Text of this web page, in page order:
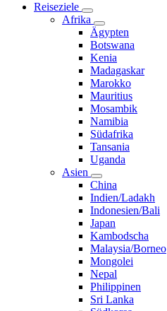
Reiseziele
Afrika
Ägypten
Botswana
Kenia
Madagaskar
Marokko
Mauritius
Mosambik
Namibia
Südafrika
Tansania
Uganda
Asien
China
Indien/Ladakh
Indonesien/Bali
Japan
Kambodscha
Malaysia/Borneo
Mongolei
Nepal
Philippinen
Sri Lanka